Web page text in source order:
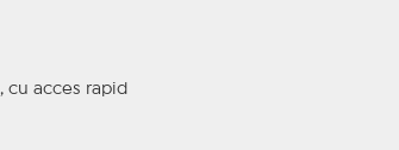
cu acces rapid